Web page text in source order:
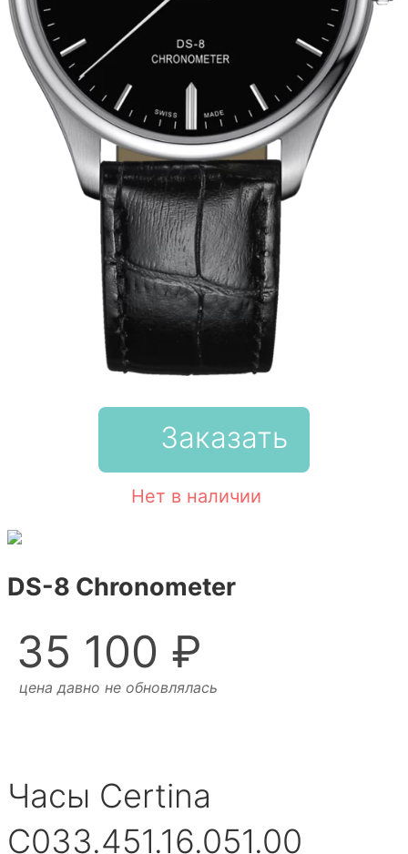
Заказать
Нет в наличии
DS-8 Chronometer
35 100 ₽
цена давно не обновлялась
Часы Certina
C033.451.16.051.00